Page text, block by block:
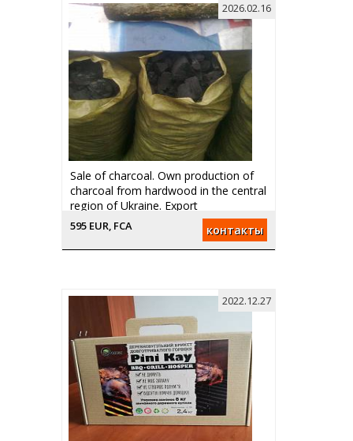
Sale of charcoal. Own production of
charcoal from hardwood in the central
region of Ukraine. Export
595 EUR, FCA контакты
2026.02.16
2022.12.27